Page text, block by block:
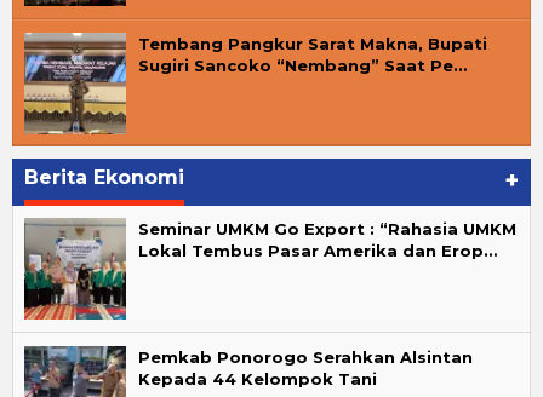
Tembang Pangkur Sarat Makna, Bupati
Sugiri Sancoko “Nembang” Saat Pe…
Berita Ekonomi +
Seminar UMKM Go Export : “Rahasia UMKM
Lokal Tembus Pasar Amerika dan Erop…
Pemkab Ponorogo Serahkan Alsintan
Kepada 44 Kelompok Tani